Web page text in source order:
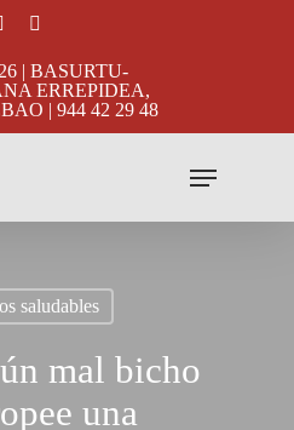
| BASURTU-
ERREPIDEA,
| 944 42 29 48
Menu
saludables
mal bicho
una